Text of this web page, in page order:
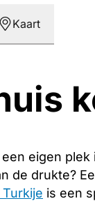
Kaart
eigen plek
de drukte?
is een